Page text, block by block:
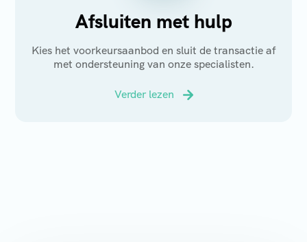
Afsluiten met hulp
Kies het voorkeursaanbod en sluit de transactie af
met ondersteuning van onze specialisten.
Verder lezen